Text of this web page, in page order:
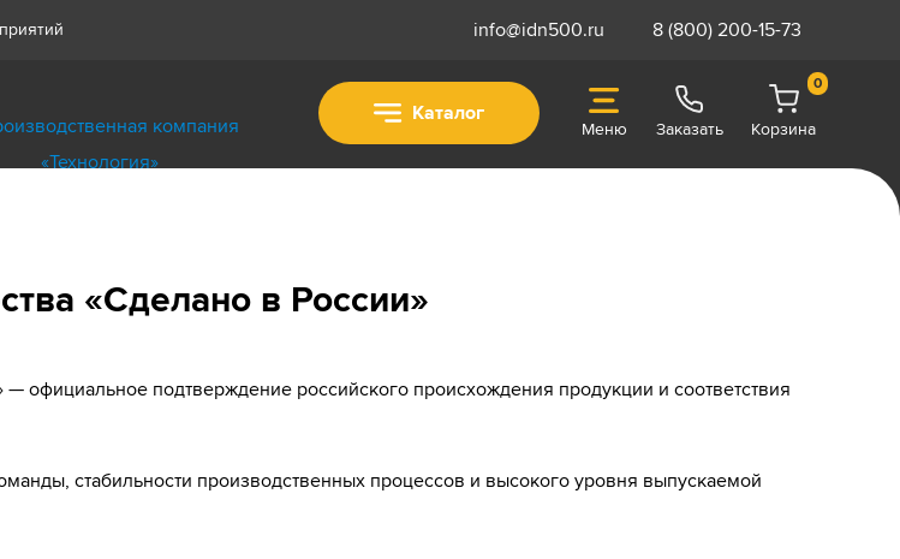
info@idn500.ru 8 (800) 200-15-73
Каталог
Меню Заказать
0
Корзина
«Сделано в России»
официальное подтверждение российского происхождения продукции и соответствия
стабильности производственных процессов и высокого уровня выпускаемой